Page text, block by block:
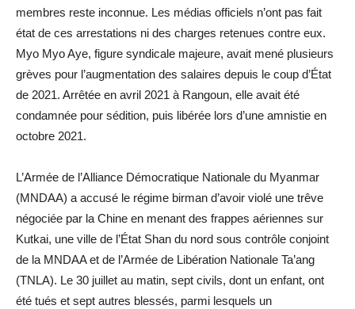
membres reste inconnue. Les médias officiels n’ont pas fait
état de ces arrestations ni des charges retenues contre eux.
Myo Myo Aye, figure syndicale majeure, avait mené plusieurs
grèves pour l’augmentation des salaires depuis le coup d’État
de 2021. Arrêtée en avril 2021 à Rangoun, elle avait été
condamnée pour sédition, puis libérée lors d’une amnistie en
octobre 2021.
L’Armée de l’Alliance Démocratique Nationale du Myanmar
(MNDAA) a accusé le régime birman d’avoir violé une trêve
négociée par la Chine en menant des frappes aériennes sur
Kutkai, une ville de l’État Shan du nord sous contrôle conjoint
de la MNDAA et de l’Armée de Libération Nationale Ta’ang
(TNLA). Le 30 juillet au matin, sept civils, dont un enfant, ont
été tués et sept autres blessés, parmi lesquels un